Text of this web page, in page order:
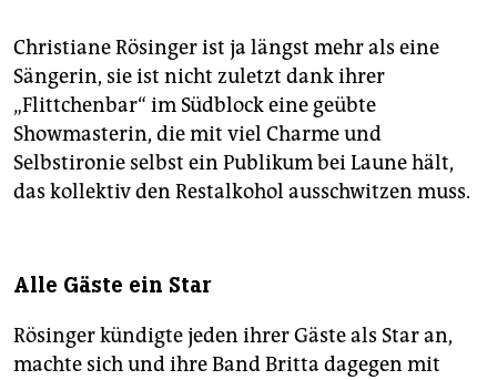
Christiane Rösinger ist ja längst mehr als eine
Sängerin, sie ist nicht zuletzt dank ihrer
„Flittchenbar“ im Südblock eine geübte
Showmasterin, die mit viel Charme und
Selbstironie selbst ein Publikum bei Laune hält,
das kollektiv den Restalkohol ausschwitzen muss.
Alle Gäste ein Star
Rösinger kündigte jeden ihrer Gäste als Star an,
machte sich und ihre Band Britta dagegen mit